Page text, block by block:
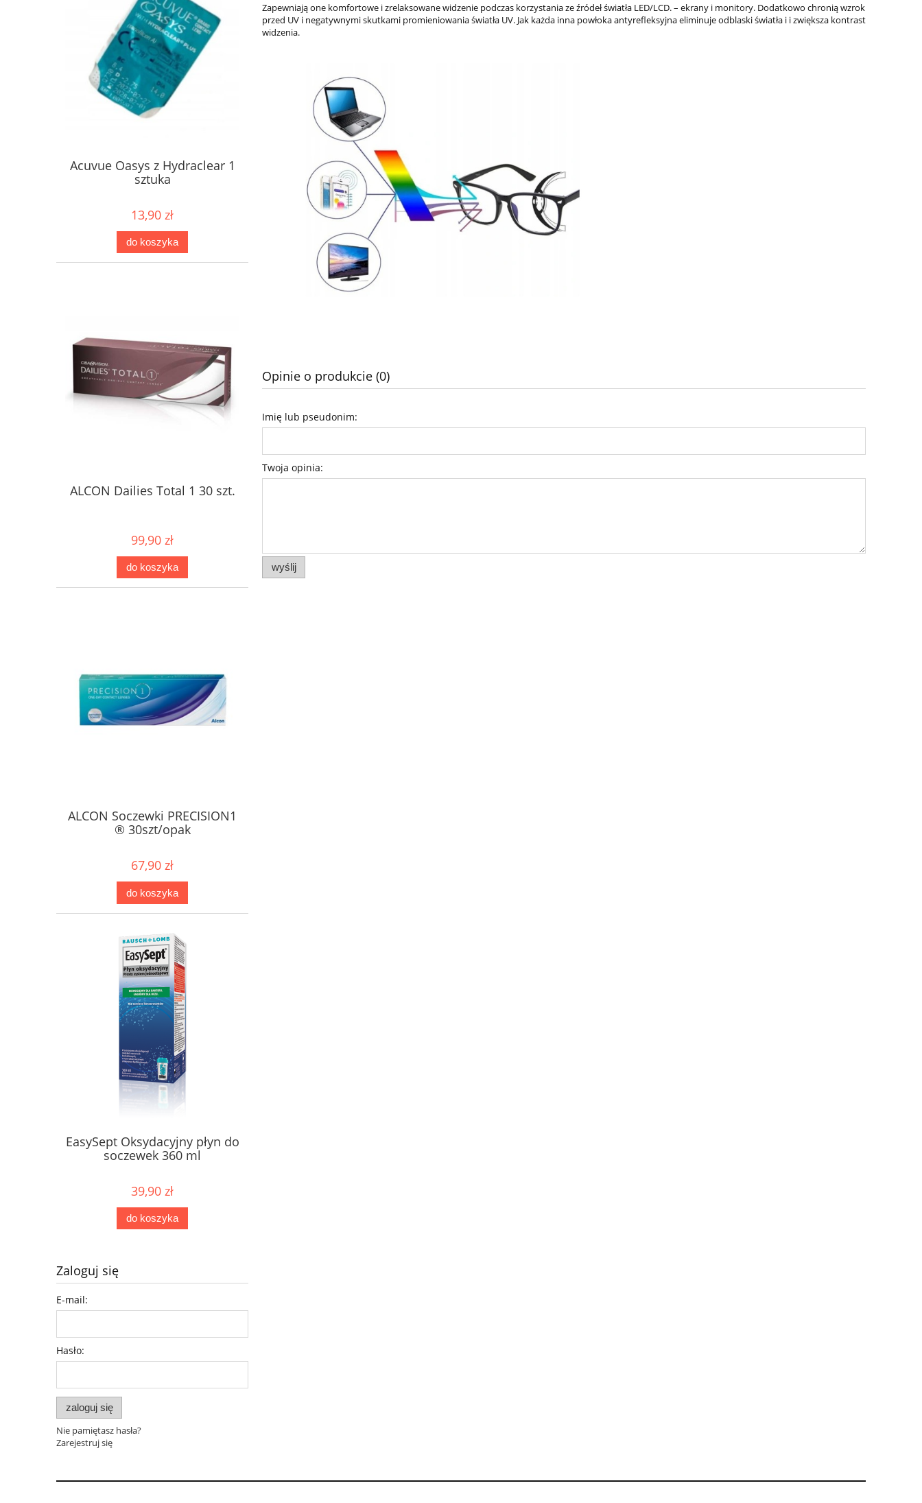
Acuvue Oasys z Hydraclear 1
sztuka
13,90 zł
do koszyka
ALCON Dailies Total 1 30 szt.
99,90 zł
do koszyka
ALCON Soczewki PRECISION1
® 30szt/opak
67,90 zł
do koszyka
EasySept Oksydacyjny płyn do
soczewek 360 ml
39,90 zł
do koszyka
Zaloguj się
E-mail:
Hasło:
zaloguj się
Nie pamiętasz hasła?
Zarejestruj się
Zapewniają one komfortowe i zrelaksowane widzenie podczas korzystania ze źródeł światła LED/LCD. – ekrany i monitory. Dodatkowo chronią wzrok
przed UV i negatywnymi skutkami promieniowania światła UV. Jak każda inna powłoka antyrefleksyjna eliminuje odblaski światła i i zwiększa kontrast
widzenia.
Opinie o produkcie (0)
Imię lub pseudonim:
Twoja opinia:
wyślij